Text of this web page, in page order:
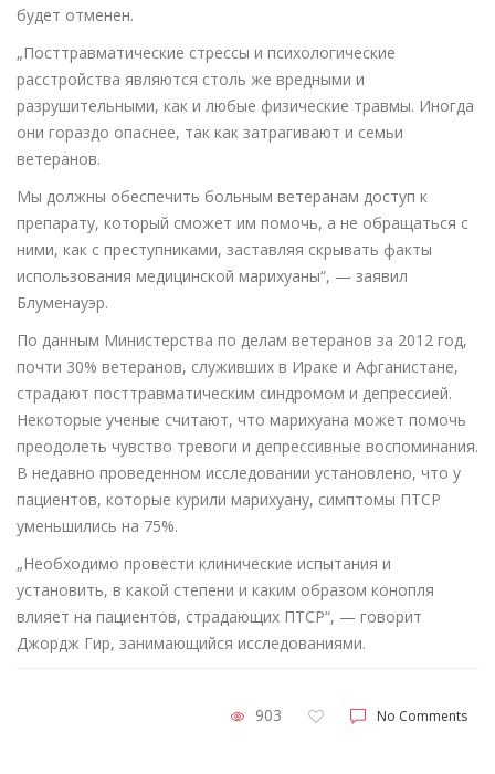
будет отменен.
„Посттравматические стрессы и психологические
расстройства являются столь же вредными и
разрушительными, как и любые физические травмы. Иногда
они гораздо опаснее, так как затрагивают и семьи
ветеранов.
Мы должны обеспечить больным ветеранам доступ к
препарату, который сможет им помочь, а не обращаться с
ними, как с преступниками, заставляя скрывать факты
использования медицинской марихуаны“, — заявил
Блуменауэр.
По данным Министерства по делам ветеранов за 2012 год,
почти 30% ветеранов, служивших в Ираке и Афганистане,
страдают посттравматическим синдромом и депрессией.
Некоторые ученые считают, что марихуана может помочь
преодолеть чувство тревоги и депрессивные воспоминания.
В недавно проведенном исследовании установлено, что у
пациентов, которые курили марихуану, симптомы ПТСР
уменьшились на 75%.
„Необходимо провести клинические испытания и
установить, в какой степени и каким образом конопля
влияет на пациентов, страдающих ПТСР“, — говорит
Джордж Гир, занимающийся исследованиями.
903 No Comments